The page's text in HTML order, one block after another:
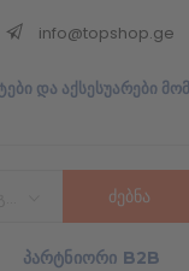
info@topshop.ge
და აქსესუარები
ᲞᲐᲠᲢᲜᲘᲝᲠᲘ B2B